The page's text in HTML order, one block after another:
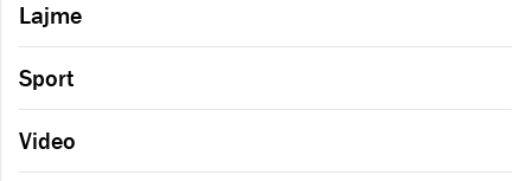
Lajme
Sport
Video